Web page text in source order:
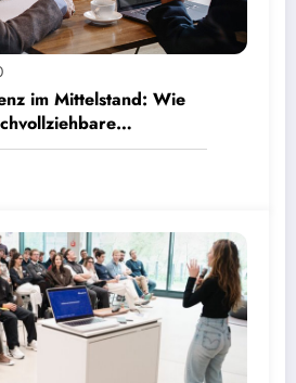
Wie Unternehmen nachvollziehbare Vergütungsmodelle
im Mittelstand: Wie
schaffen